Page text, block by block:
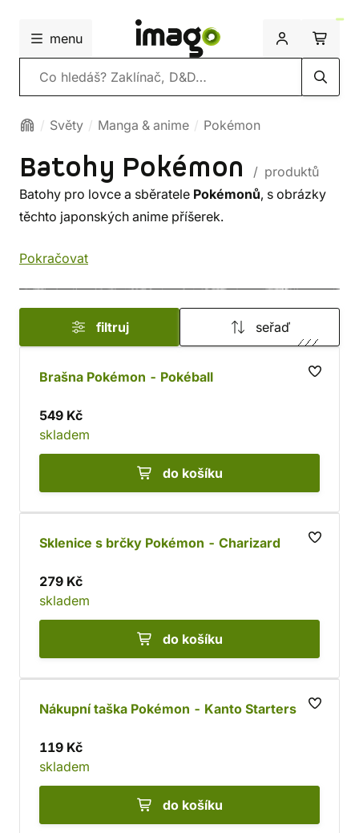
menu
Vyhledávání
Světy Manga & anime Pokémon
Batohy Pokémon
/ produktů
Batohy pro lovce a sběratele Pokémonů, s obrázky
těchto japonských anime příšerek.
Pokračovat
filtruj seřaď
Brašna Pokémon - Pokéball
549 Kč
skladem
do košíku
Sklenice s brčky Pokémon - Charizard
279 Kč
skladem
do košíku
Nákupní taška Pokémon - Kanto Starters
119 Kč
skladem
do košíku